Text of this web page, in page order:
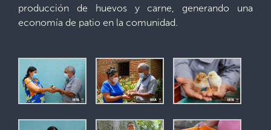
producción de huevos y carne, generando una
economía de patio en la comunidad.